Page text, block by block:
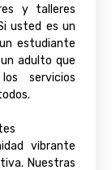
y talleres
usted es un
estudiante
adulto que
servicios
vibrante
Nuestras